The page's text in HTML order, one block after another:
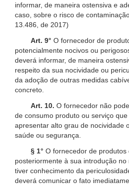
informar, de maneira ostensiva e
caso, sobre o risco de
13.486, de 2017)
Art. 9° O fornecedor de
potencialmente nocivos ou
deverá informar, de maneira
respeito da sua nocividade ou
da adoção de outras medidas
concreto.
Art. 10. O fornecedor não
de consumo produto ou serviço
apresentar alto grau de nocividade
saúde ou segurança.
§ 1° O fornecedor de produtos
posteriormente à sua introdução
tiver conhecimento da
deverá comunicar o fato